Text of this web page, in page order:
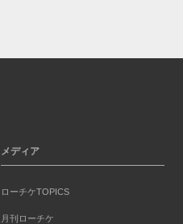
メディア
ローチケTOPICS
月刊ローチケ